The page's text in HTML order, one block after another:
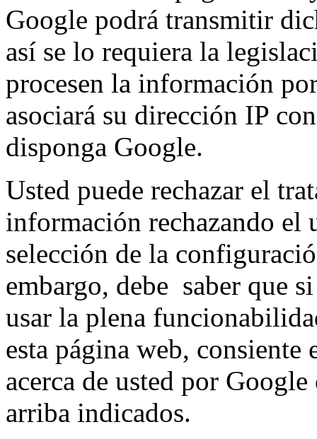
Google podrá transmitir
así se lo requiera la
procesen la información
asociará su dirección IP
disponga Google.
Usted puede rechazar el
información rechazando el
selección de la
embargo, debe saber que
usar la plena
esta página web,
acerca de usted por
arriba indicados.